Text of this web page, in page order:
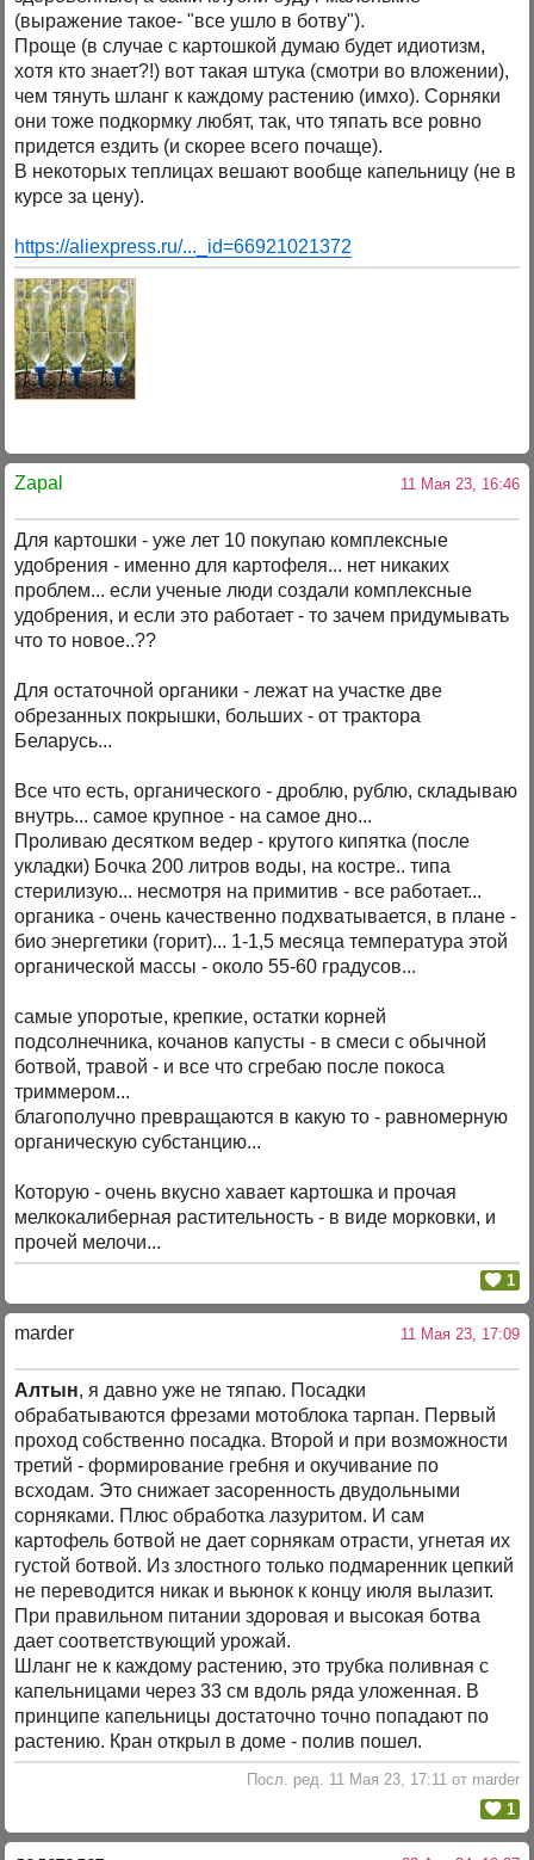
(выражение такое- "все ушло в ботву").
Проще (в случае с картошкой думаю будет идиотизм,
хотя кто знает?!) вот такая штука (смотри во вложении),
чем тянуть шланг к каждому растению (имхо). Сорняки
они тоже подкормку любят, так, что тяпать все ровно
придется ездить (и скорее всего почаще).
В некоторых теплицах вешают вообще капельницу (не в
курсе за цену).
https://aliexpress.ru/..._id=66921021372
Zapal 11 Мая 23, 16:46
Для картошки - уже лет 10 покупаю комплексные
удобрения - именно для картофеля... нет никаких
проблем... если ученые люди создали комплексные
удобрения, и если это работает - то зачем придумывать
что то новое..??
Для остаточной органики - лежат на участке две
обрезанных покрышки, больших - от трактора
Беларусь...
Все что есть, органического - дроблю, рублю, складываю
внутрь... самое крупное - на самое дно...
Проливаю десятком ведер - крутого кипятка (после
укладки) Бочка 200 литров воды, на костре.. типа
стерилизую... несмотря на примитив - все работает...
органика - очень качественно подхватывается, в плане -
био энергетики (горит)... 1-1,5 месяца температура этой
органической массы - около 55-60 градусов...
самые упоротые, крепкие, остатки корней
подсолнечника, кочанов капусты - в смеси с обычной
ботвой, травой - и все что сгребаю после покоса
триммером...
благополучно превращаются в какую то - равномерную
органическую субстанцию...
Которую - очень вкусно хавает картошка и прочая
мелкокалиберная растительность - в виде морковки, и
прочей мелочи...
1
marder 11 Мая 23, 17:09
Алтын, я давно уже не тяпаю. Посадки
обрабатываются фрезами мотоблока тарпан. Первый
проход собственно посадка. Второй и при возможности
третий - формирование гребня и окучивание по
всходам. Это снижает засоренность двудольными
сорняками. Плюс обработка лазуритом. И сам
картофель ботвой не дает сорнякам отрасти, угнетая их
густой ботвой. Из злостного только подмаренник цепкий
не переводится никак и вьюнок к концу июля вылазит.
При правильном питании здоровая и высокая ботва
дает соответствующий урожай.
Шланг не к каждому растению, это трубка поливная с
капельницами через 33 см вдоль ряда уложенная. В
принципе капельницы достаточно точно попадают по
растению. Кран открыл в доме - полив пошел.
Посл. ред. 11 Мая 23, 17:11 от marder
1